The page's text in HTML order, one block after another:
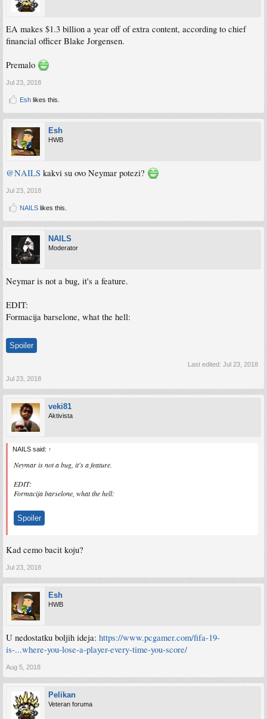
EA makes $1.3 billion a year off of extra content, according to chief
financial officer Blake Jorgensen.
Premalo
Jul 23, 2018
Esh likes this.
Esh
HWB
@NAILS kakvi su ovo Neymar potezi?
Jul 23, 2018
NAILS likes this.
NAILS
Moderator
Neymar is not a bug, it's a feature.
EDIT:
Formacija barselone, what the hell:
Spoiler
Last edited: Jul 23, 2018
Jul 23, 2018
veki81
Aktivista
NAILS said: ↑
Neymar is not a bug, it's a feature.
EDIT:
Formacija barselone, what the hell:
Spoiler
Kad cemo bacit koju?
Jul 23, 2018
Esh
HWB
U nedostatku boljih ideja: https://www.pcgamer.com/fifa-19-
is-...where-you-lose-a-player-every-time-you-score/
Aug 5, 2018
Pelikan
Veteran foruma